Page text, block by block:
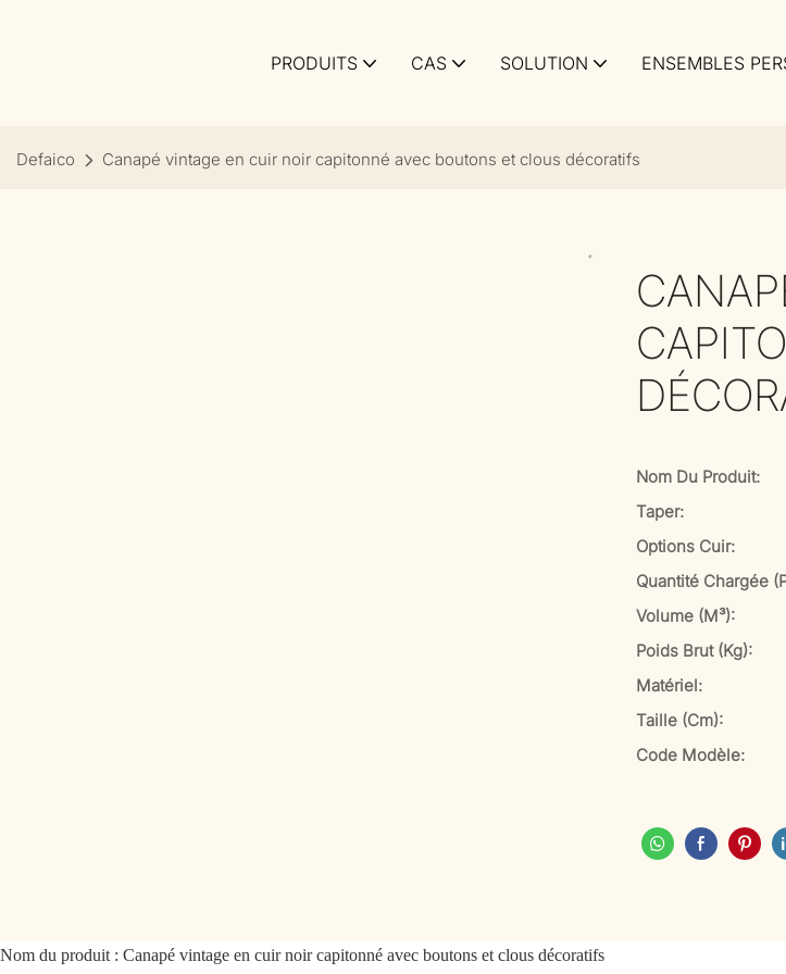
PRODUITS CAS SOLUTION ENSEMBLES
Defaico Canapé vintage en cuir noir capitonné avec boutons et clous décoratifs
Nom Du Produit:
Taper:
Options Cuir:
Quantité Chargée
Volume (m³):
Poids Brut (kg):
Matériel:
Taille (cm):
Code Modèle:
Nom du produit : Canapé vintage en cuir noir capitonné avec boutons et clous décoratifs